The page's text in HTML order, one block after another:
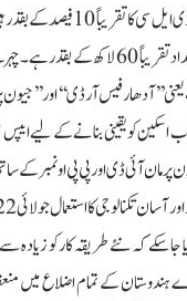
تصدیق پر مبنی 6.6 لاکھ ڈی ایل
یافتگان کی جانب سے موصول ہونے والے
فیس آر ڈی‘‘ اور
کو یقینی بنانے کے لیے ایپس
آئی ڈی اور پی پی او نمبر
جا سکے کہ نئے طریقہ کار کو
کو نہ صرف فیلڈ دفاتر میں بلکہ جنوری 2023 سے